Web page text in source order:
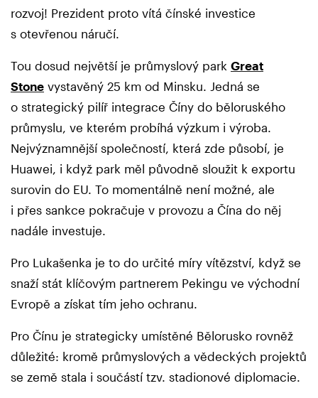
rozvoj! Prezident proto vítá čínské investice
s otevřenou náručí.
Tou dosud největší je průmyslový park Great
Stone vystavěný 25 km od Minsku. Jedná se
o strategický pilíř integrace Číny do běloruského
průmyslu, ve kterém probíhá výzkum i výroba.
Nejvýznamnější společností, která zde působí, je
Huawei, i když park měl původně sloužit k exportu
surovin do EU. To momentálně není možné, ale
i přes sankce pokračuje v provozu a Čína do něj
nadále investuje.
Pro Lukašenka je to do určité míry vítězství, když se
snaží stát klíčovým partnerem Pekingu ve východní
Evropě a získat tím jeho ochranu.
Pro Čínu je strategicky umístěné Bělorusko rovněž
důležité: kromě průmyslových a vědeckých projektů
se země stala i součástí tzv. stadionové diplomacie.